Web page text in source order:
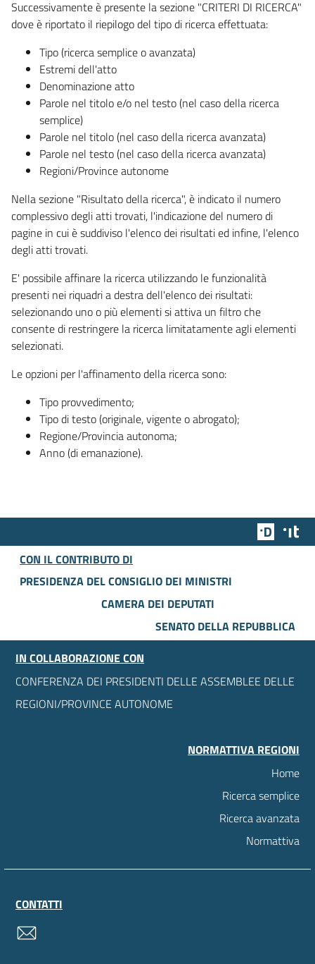
Successivamente è presente la sezione "CRITERI DI RICERCA"
dove è riportato il riepilogo del tipo di ricerca effettuata:
Tipo (ricerca semplice o avanzata)
Estremi dell'atto
Denominazione atto
Parole nel titolo e/o nel testo (nel caso della ricerca
semplice)
Parole nel titolo (nel caso della ricerca avanzata)
Parole nel testo (nel caso della ricerca avanzata)
Regioni/Province autonome
Nella sezione "Risultato della ricerca", è indicato il numero
complessivo degli atti trovati, l'indicazione del numero di
pagine in cui è suddiviso l'elenco dei risultati ed infine, l'elenco
degli atti trovati.
E' possibile affinare la ricerca utilizzando le funzionalità
presenti nei riquadri a destra dell'elenco dei risultati:
selezionando uno o più elementi si attiva un filtro che
consente di restringere la ricerca limitatamente agli elementi
selezionati.
Le opzioni per l'affinamento della ricerca sono:
Tipo provvedimento;
Tipo di testo (originale, vigente o abrogato);
Regione/Provincia autonoma;
Anno (di emanazione).
Team
CON IL CONTRIBUTO DI
PRESIDENZA DEL CONSIGLIO DEI MINISTRI
CAMERA DEI DEPUTATI
SENATO DELLA REPUBBLICA
IN COLLABORAZIONE CON
CONFERENZA DEI PRESIDENTI DELLE ASSEMBLEE DELLE
REGIONI/PROVINCE AUTONOME
NORMATTIVA REGIONI
Home
Ricerca semplice
Ricerca avanzata
Normattiva
CONTATTI